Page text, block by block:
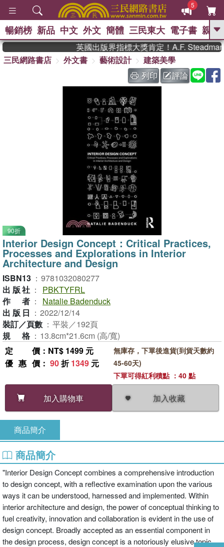
5
GO
熱搜： 東野圭吾 、 The Odyssey
、 如果歷史是一群喵 、 暑期
國際布克獎 臺灣漫遊錄 、 方
孩：黎曼猜想
暢銷榜 新品 中文 外文 簡體 三民東大 電子書 親子
英國出版界指標大獎肯定！A.F.
三民網路書店
外文書 藝術設計
建築美學
列印
評論
90折
Interior Design Concept：Critical Practices,
Processes and Explorations in Interior
Architecture and Design
ISBN13 ： 9781032080277
出版社 ：
PBKTYFRL
作者 ：
Natalie Badenduck
出版日 ： 2022/12/14
裝訂／頁數 ： 平裝／192頁
規格 ： 13.8cm*21.6cm (高/寬)
定價 ：NT$ 1499 元
優惠價 ： 90折1349 元
加入購物車 加入收藏
無庫存，下單後進貨(到貨天數約
45-60天)
下單可得紅利積點 ：40 點
商品簡介
商品簡介
"Interior Design Concept combines a comprehensive introduction
to design concept, with a reflective examination upon the various
ways it can be understood, harnessed and implemented. Within
interior architecture and design, the power of conceptual thinking to
fuel creativity, innovation and collaboration is evident in the use of
design concept. Broadly accepted as an essential component in
the design process, design concept is a notoriously elusive topic